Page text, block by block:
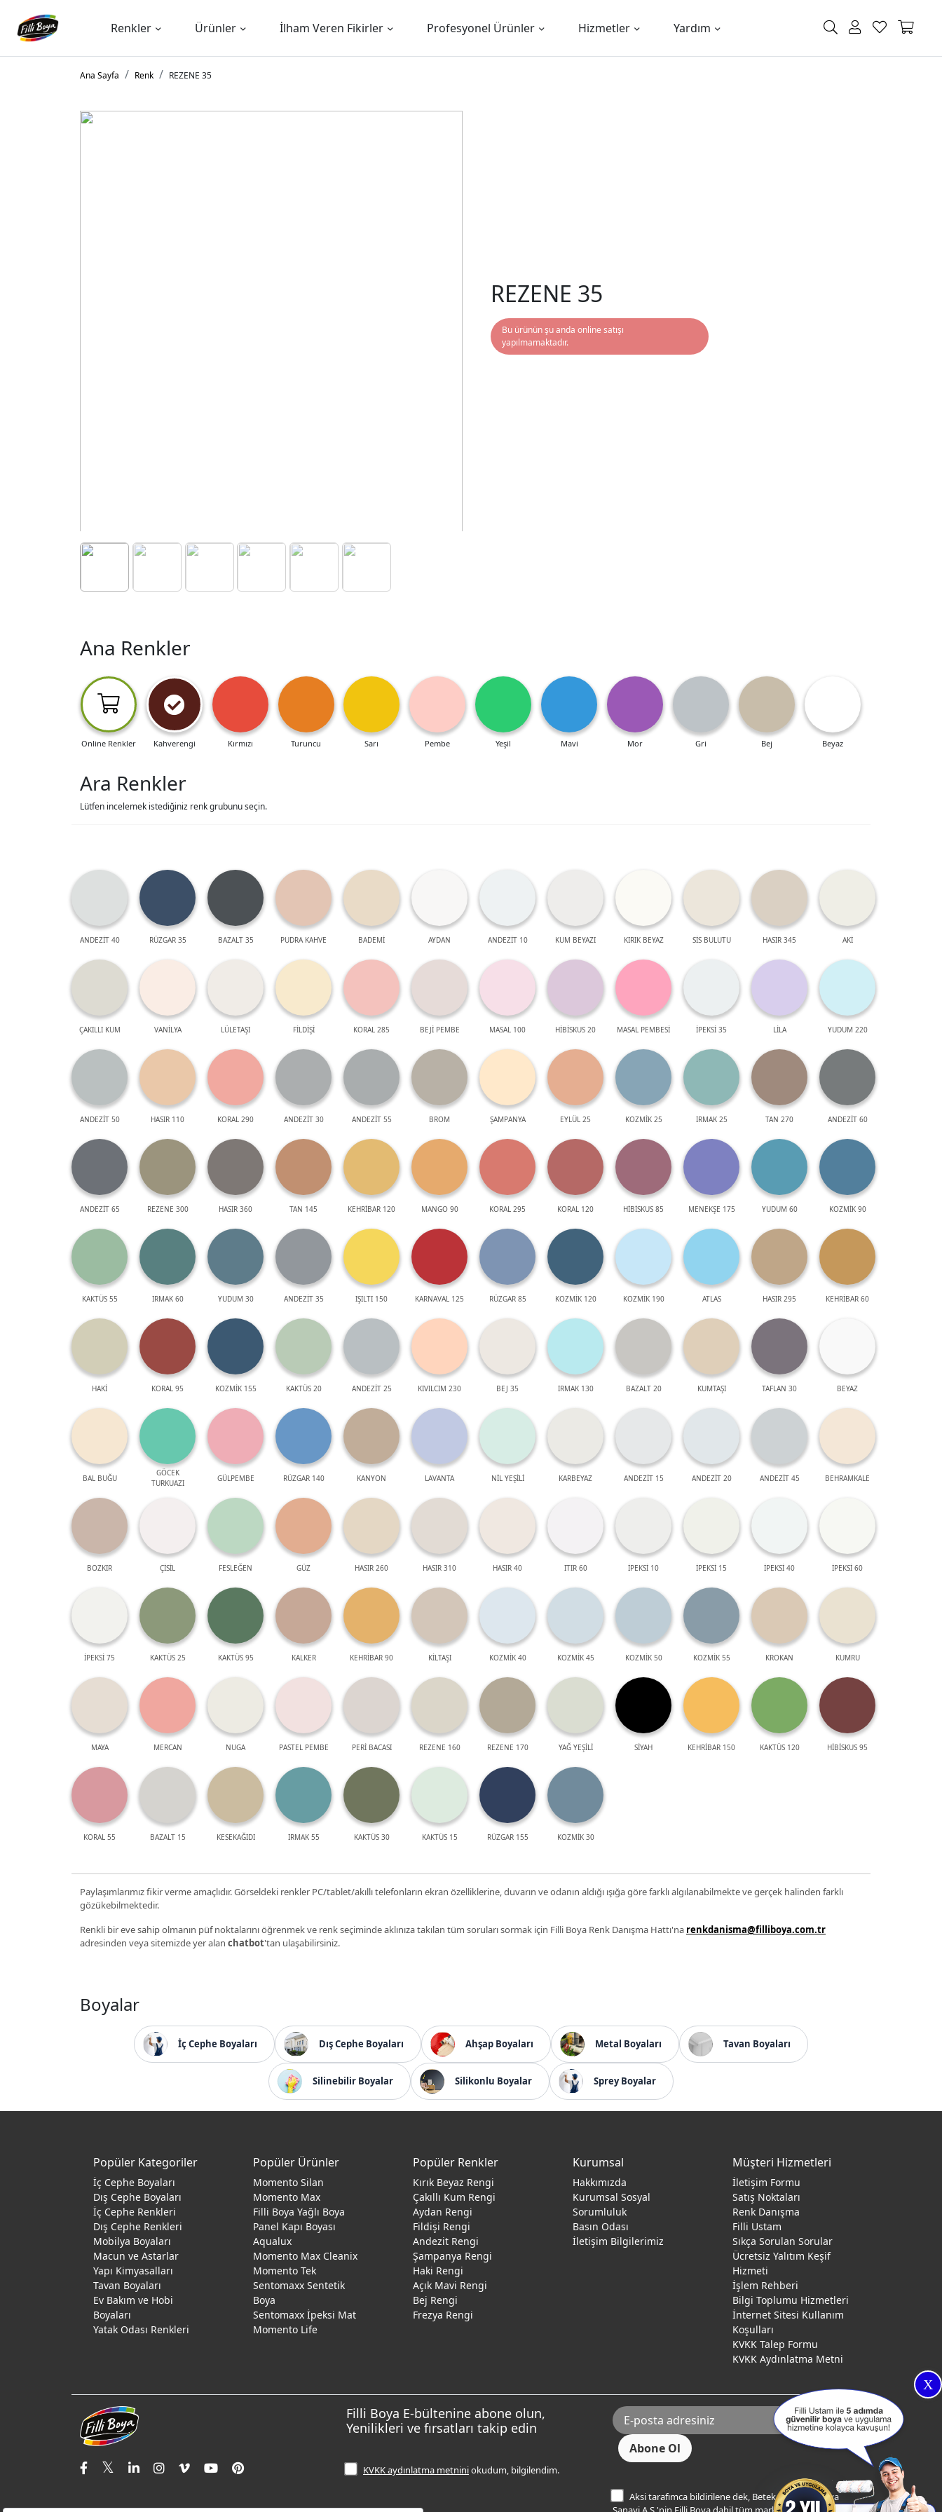
Renkler Ürünler İlham Veren Fikirler Profesyonel Ürünler Hizmetler Yardım
Ana Sayfa Renk REZENE 35
REZENE 35
Bu ürünün şu anda online satışı
yapılmamaktadır.
Ana Renkler
Online Renkler Kahverengi Kırmızı Turuncu Sarı Pembe Yeşil Mavi Mor Gri Bej Beyaz
Ara Renkler
Lütfen incelemek istediğiniz renk grubunu seçin.
ANDEZİT 40 RÜZGAR 35 BAZALT 35 PUDRA KAHVE BADEMİ AYDAN ANDEZİT 10 KUM BEYAZI KIRIK BEYAZ SİS BULUTU HASIR 345 AKİ
ÇAKILLI KUM VANİLYA LÜLETAŞI FİLDİŞİ KORAL 285 BEJİ PEMBE MASAL 100 HİBİSKUS 20 MASAL PEMBESİ İPEKSİ 35 LİLA YUDUM 220
ANDEZİT 50 HASIR 110 KORAL 290 ANDEZİT 30 ANDEZİT 55 BROM ŞAMPANYA EYLÜL 25 KOZMİK 25 IRMAK 25 TAN 270 ANDEZİT 60
ANDEZİT 65 REZENE 300 HASIR 360 TAN 145 KEHRİBAR 120 MANGO 90 KORAL 295 KORAL 120 HİBİSKUS 85 MENEKŞE 175 YUDUM 60 KOZMİK 90
KAKTÜS 55 IRMAK 60 YUDUM 30 ANDEZİT 35 IŞILTI 150 KARNAVAL 125 RÜZGAR 85 KOZMİK 120 KOZMİK 190 ATLAS HASIR 295 KEHRİBAR 60
HAKİ KORAL 95 KOZMİK 155 KAKTÜS 20 ANDEZİT 25 KIVILCIM 230 BEJ 35 IRMAK 130 BAZALT 20 KUMTAŞI TAFLAN 30 BEYAZ
BAL BUĞU
GÖCEK
TURKUAZI
GÜLPEMBE RÜZGAR 140 KANYON LAVANTA NİL YEŞİLİ KARBEYAZ ANDEZİT 15 ANDEZİT 20 ANDEZİT 45 BEHRAMKALE
BOZKIR ÇİSİL FESLEĞEN GÜZ HASIR 260 HASIR 310 HASIR 40 ITIR 60 İPEKSİ 10 İPEKSİ 15 İPEKSİ 40 İPEKSİ 60
İPEKSİ 75 KAKTÜS 25 KAKTÜS 95 KALKER KEHRİBAR 90 KİLTAŞI KOZMİK 40 KOZMİK 45 KOZMİK 50 KOZMİK 55 KROKAN KUMRU
MAYA MERCAN NUGA PASTEL PEMBE PERİ BACASI REZENE 160 REZENE 170 YAĞ YEŞİLİ SİYAH KEHRİBAR 150 KAKTÜS 120 HİBİSKUS 95
KORAL 55 BAZALT 15 KESEKAĞIDI IRMAK 55 KAKTÜS 30 KAKTÜS 15 RÜZGAR 155 KOZMİK 30
Paylaşımlarımız fikir verme amaçlıdır. Görseldeki renkler PC/tablet/akıllı telefonların ekran özelliklerine, duvarın ve odanın aldığı ışığa göre farklı algılanabilmekte ve gerçek halinden farklı
gözükebilmektedir.
Renkli bir eve sahip olmanın püf noktalarını öğrenmek ve renk seçiminde aklınıza takılan tüm soruları sormak için Filli Boya Renk Danışma Hattı'na renkdanisma@filliboya.com.tr
adresinden veya sitemizde yer alan chatbot'tan ulaşabilirsiniz.
Boyalar
İç Cephe Boyaları Dış Cephe Boyaları Ahşap Boyaları Metal Boyaları Tavan Boyaları
Silinebilir Boyalar Silikonlu Boyalar Sprey Boyalar
X
Popüler Kategoriler
İç Cephe Boyaları
Dış Cephe Boyaları
İç Cephe Renkleri
Dış Cephe Renkleri
Mobilya Boyaları
Macun ve Astarlar
Yapı Kimyasalları
Tavan Boyaları
Ev Bakım ve Hobi
Boyaları
Yatak Odası Renkleri
Popüler Ürünler
Momento Silan
Momento Max
Filli Boya Yağlı Boya
Panel Kapı Boyası
Aqualux
Momento Max Cleanix
Momento Tek
Sentomaxx Sentetik
Boya
Sentomaxx İpeksi Mat
Momento Life
Popüler Renkler
Kırık Beyaz Rengi
Çakıllı Kum Rengi
Aydan Rengi
Fildişi Rengi
Andezit Rengi
Şampanya Rengi
Haki Rengi
Açık Mavi Rengi
Bej Rengi
Frezya Rengi
Kurumsal
Hakkımızda
Kurumsal Sosyal
Sorumluluk
Basın Odası
İletişim Bilgilerimiz
Müşteri Hizmetleri
İletişim Formu
Satış Noktaları
Renk Danışma
Filli Ustam
Sıkça Sorulan Sorular
Ücretsiz Yalıtım Keşif
Hizmeti
İşlem Rehberi
Bilgi Toplumu Hizmetleri
İnternet Sitesi Kullanım
Koşulları
KVKK Talep Formu
KVKK Aydınlatma Metni
Filli Boya E-bültenine abone olun,
Yenilikleri ve fırsatları takip edin
KVKK aydınlatma metniniokudum, bilgilendim.
Aksi tarafımca bildirilene dek, Betek Boya ve Kimya